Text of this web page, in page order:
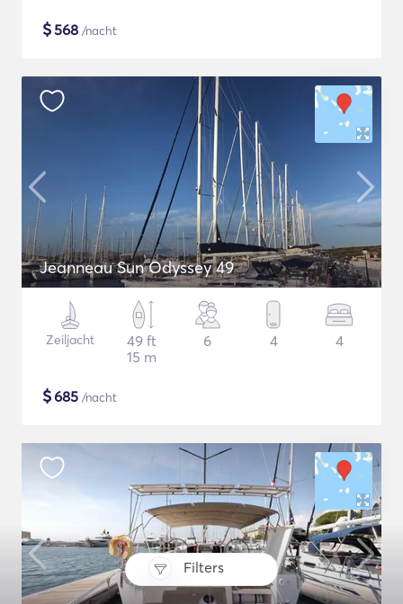
Filters
$568 /nacht
Jeanneau Sun Odyssey 49
Zeiljacht
49 ft
15 m
6 4 4
$685 /nacht